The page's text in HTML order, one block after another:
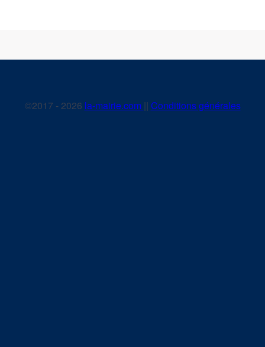
©2017 - 2026 la-mairie.com || Conditions générales